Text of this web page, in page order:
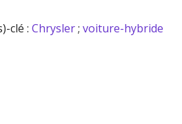
clé :Chrysler;voiture-hybride